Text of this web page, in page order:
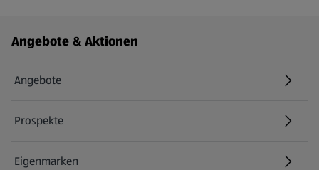
Fußzeilenmenü - weitere Links
Angebote & Aktionen
Angebote
Prospekte
Eigenmarken